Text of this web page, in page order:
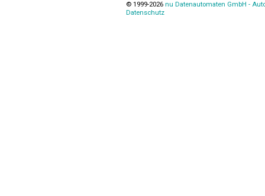
© 1999-2026 nu Datenautomaten GmbH -
Datenschutz